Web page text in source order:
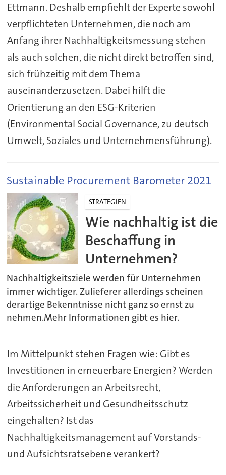
Ettmann. Deshalb empfiehlt der Experte sowohl
verpflichteten Unternehmen, die noch am
Anfang ihrer Nachhaltigkeitsmessung stehen
als auch solchen, die nicht direkt betroffen sind,
sich frühzeitig mit dem Thema
auseinanderzusetzen. Dabei hilft die
Orientierung an den ESG-Kriterien
(Environmental Social Governance, zu deutsch
Umwelt, Soziales und Unternehmensführung).
Sustainable Procurement Barometer 2021
STRATEGIEN
Wie nachhaltig ist die
Beschaffung in
Unternehmen?
Nachhaltigkeitsziele werden für Unternehmen
immer wichtiger. Zulieferer allerdings scheinen
derartige Bekenntnisse nicht ganz so ernst zu
nehmen.Mehr Informationen gibt es hier.
Im Mittelpunkt stehen Fragen wie: Gibt es
Investitionen in erneuerbare Energien? Werden
die Anforderungen an Arbeitsrecht,
Arbeitssicherheit und Gesundheitsschutz
eingehalten? Ist das
Nachhaltigkeitsmanagement auf Vorstands-
und Aufsichtsratsebene verankert?